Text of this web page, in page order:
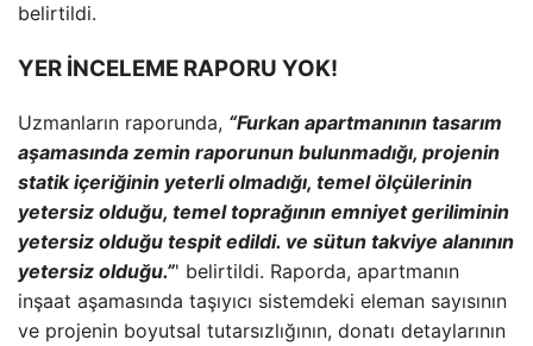
belirtildi.
YER İNCELEME RAPORU YOK!
Uzmanların raporunda, “Furkan apartmanının tasarım
aşamasında zemin raporunun bulunmadığı, projenin
statik içeriğinin yeterli olmadığı, temel ölçülerinin
yetersiz olduğu, temel toprağının emniyet geriliminin
yetersiz olduğu tespit edildi. ve sütun takviye alanının
yetersiz olduğu.”' belirtildi. Raporda, apartmanın
inşaat aşamasında taşıyıcı sistemdeki eleman sayısının
ve projenin boyutsal tutarsızlığının, donatı detaylarının